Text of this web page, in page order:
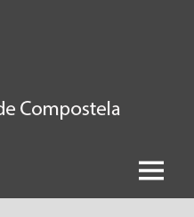
Menu